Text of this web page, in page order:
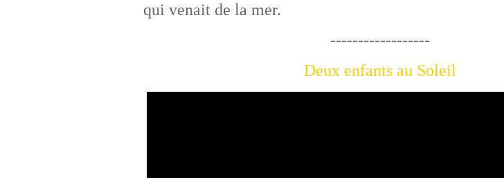
qui venait de la mer.
------------------
Deux enfants au Soleil